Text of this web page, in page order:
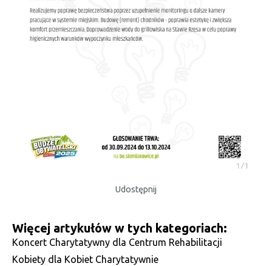
Udostępnij
Więcej artykułów w tych kategoriach:
Koncert Charytatywny dla Centrum Rehabilitacji
Kobiety dla Kobiet Charytatywnie